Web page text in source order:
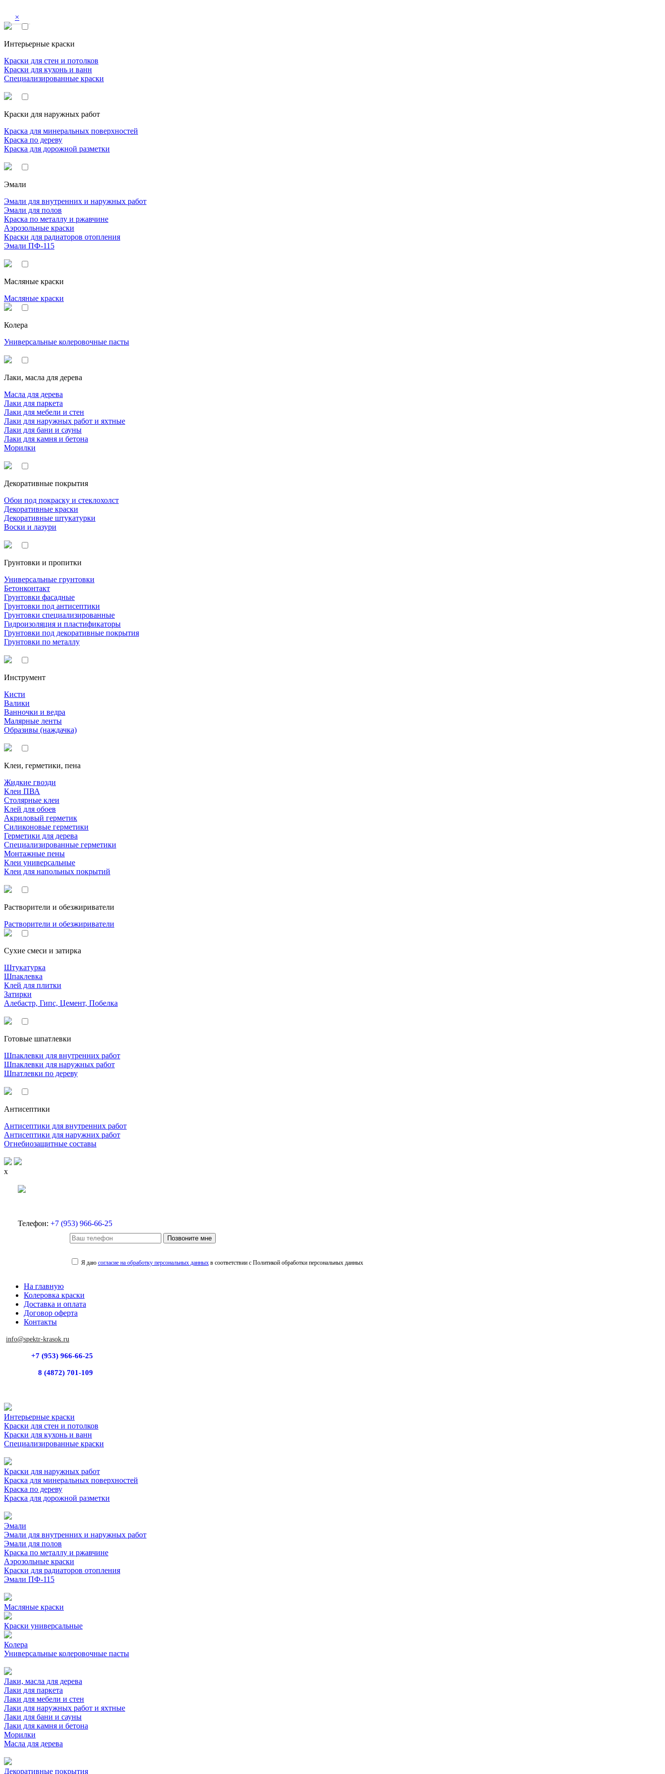
×
Интерьерные краски
Краски для стен и потолков
Краски для кухонь и ванн
Специализированные краски
Краски для наружных работ
Краска для минеральных поверхностей
Краска по дереву
Краска для дорожной разметки
Эмали
Эмали для внутренних и наружных работ
Эмали для полов
Краска по металлу и ржавчине
Аэрозольные краски
Краски для радиаторов отопления
Эмали ПФ-115
Масляные краски
Масляные краски
Колера
Универсальные колеровочные пасты
Лаки, масла для дерева
Масла для дерева
Лаки для паркета
Лаки для мебели и стен
Лаки для наружных работ и яхтные
Лаки для бани и сауны
Лаки для камня и бетона
Морилки
Декоративные покрытия
Обои под покраску и стеклохолст
Декоративные краски
Декоративные штукатурки
Воски и лазури
Грунтовки и пропитки
Универсальные грунтовки
Бетонконтакт
Грунтовки фасадные
Грунтовки под антисептики
Грунтовки специализированные
Гидроизоляция и пластификаторы
Грунтовки под декоративные покрытия
Грунтовки по металлу
Инструмент
Кисти
Валики
Ванночки и ведра
Малярные ленты
Образивы (наждачка)
Клеи, герметики, пена
Жидкие гвозди
Клеи ПВА
Столярные клеи
Клей для обоев
Акриловый герметик
Силиконовые герметики
Герметики для дерева
Специализированные герметики
Монтажные пены
Клеи универсальные
Клеи для напольных покрытий
Растворители и обезжириватели
Растворители и обезжириватели
Сухие смеси и затирка
Штукатурка
Шпаклевка
Клей для плитки
Затирки
Алебастр, Гипс, Цемент, Побелка
Готовые шпатлевки
Шпаклевки для внутренних работ
Шпаклевки для наружных работ
Шпатлевки по дереву
Антисептики
Антисептики для внутренних работ
Антисептики для наружних работ
Огнебиозащитные составы
x
Телефон: +7 (953) 966-66-25
Позвоните мне
Я даю согласие на обработку персональных данныхв соответствии с Политикой обработки персональных данных
На главную
Колеровка краски
Доставка и оплата
Договор оферта
Контакты
info@spektr-krasok.ru
+7 (953) 966-66-25
8 (4872) 701-109
Интерьерные краски
Краски для стен и потолков
Краски для кухонь и ванн
Специализированные краски
Краски для наружных работ
Краска для минеральных поверхностей
Краска по дереву
Краска для дорожной разметки
Эмали
Эмали для внутренних и наружных работ
Эмали для полов
Краска по металлу и ржавчине
Аэрозольные краски
Краски для радиаторов отопления
Эмали ПФ-115
Масляные краски
Краски универсальные
Колера
Универсальные колеровочные пасты
Лаки, масла для дерева
Лаки для паркета
Лаки для мебели и стен
Лаки для наружных работ и яхтные
Лаки для бани и сауны
Лаки для камня и бетона
Морилки
Масла для дерева
Декоративные покрытия